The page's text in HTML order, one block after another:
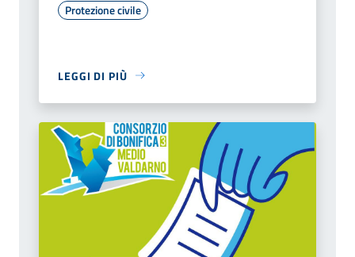
Protezione civile
LEGGI DI PIÙ